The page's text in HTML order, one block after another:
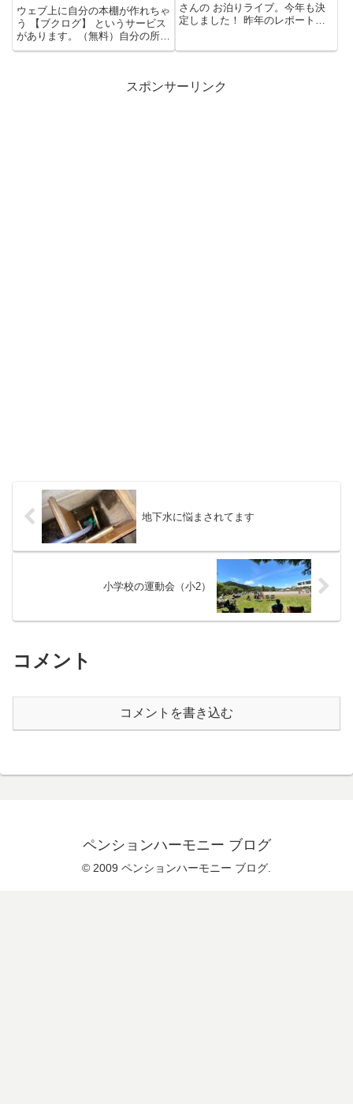
ウェブ上に自分の本棚が作れちゃ
う 【ブクログ】 というサービス
があります。（無料）自分の所有
する本・CDなどを公開するこ...
さんの お泊りライブ。今年も決
定しました！ 昨年のレポート日
スポンサーリンク
地下水に悩まされてます
小学校の運動会（小2）
コメント
コメントを書き込む
ペンションハーモニー ブログ
© 2009 ペンションハーモニー ブログ.